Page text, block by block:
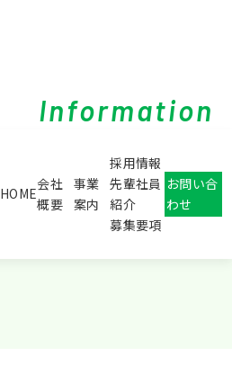
HOME
会社
概要
事業
案内
採用情報
先輩社員
紹介
募集要項
お問い合
わせ
Information